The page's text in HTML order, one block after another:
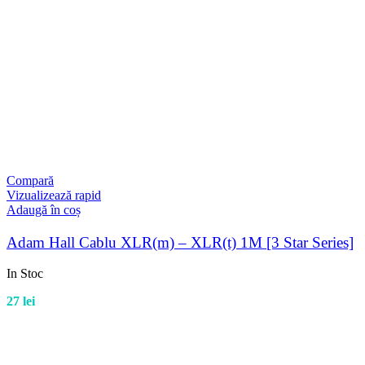
Compară
Vizualizează rapid
Adaugă în coș
Adam Hall Cablu XLR(m) – XLR(t) 1M [3 Star Series]
In Stoc
27 lei